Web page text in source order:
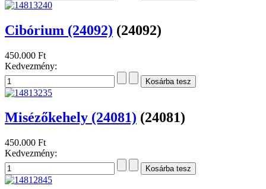
Cibórium (24092) (24092)
450.000 Ft
Kedvezmény:
Misézőkehely (24081) (24081)
450.000 Ft
Kedvezmény: